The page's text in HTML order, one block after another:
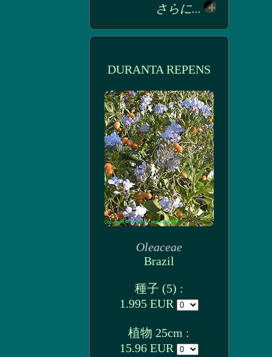
さらに...
DURANTA REPENS
Oleaceae
Brazil
種子 (5) :
1.995 EUR
植物 25cm :
15.96 EUR